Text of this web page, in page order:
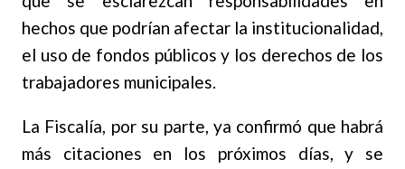
hechos que podrían afectar la institucionalidad,
el uso de fondos públicos y los derechos de los
trabajadores municipales.
La Fiscalía, por su parte, ya confirmó que habrá
más citaciones en los próximos días, y se